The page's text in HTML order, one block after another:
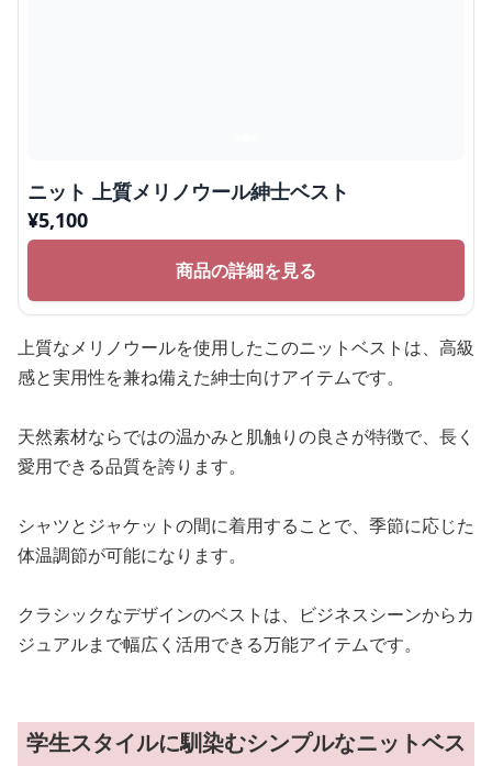
ニット 上質メリノウール紳士ベスト
¥5,100
商品の詳細を見る
上質なメリノウールを使用したこのニットベストは、高級
感と実用性を兼ね備えた紳士向けアイテムです。
天然素材ならではの温かみと肌触りの良さが特徴で、長く
愛用できる品質を誇ります。
シャツとジャケットの間に着用することで、季節に応じた
体温調節が可能になります。
クラシックなデザインのベストは、ビジネスシーンからカ
ジュアルまで幅広く活用できる万能アイテムです。
学生スタイルに馴染むシンプルなニットベス